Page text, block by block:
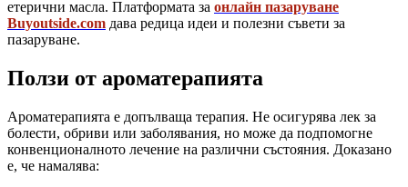
етерични масла. Платформата за онлайн пазаруване
Buyoutside.com дава редица идеи и полезни съвети за
пазаруване.
Ползи от ароматерапията
Ароматерапията е допълваща терапия. Не осигурява лек за
болести, обриви или заболявания, но може да подпомогне
конвенционалното лечение на различни състояния. Доказано
е, че намалява: